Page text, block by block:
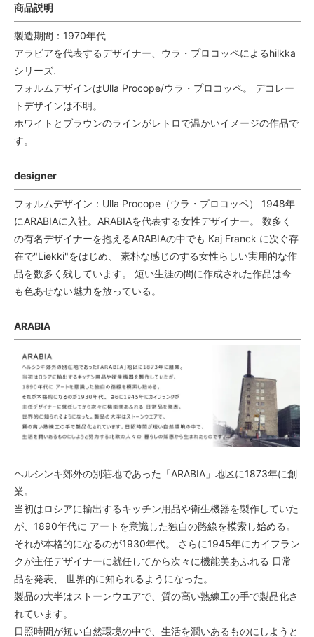
商品説明
製造期間：1970年代
アラビアを代表するデザイナー、ウラ・プロコッペによるhilkka
シリーズ.
フォルムデザインはUlla Procope/ウラ・プロコッペ。 デコレー
トデザインは不明。
ホワイトとブラウンのラインがレトロで温かいイメージの作品で
す。
designer
フォルムデザイン：Ulla Procope（ウラ・プロコッペ） 1948年
にARABIAに入社。ARABIAを代表する女性デザイナー。 数多く
の有名デザイナーを抱えるARABIAの中でも Kaj Franck に次ぐ存
在で"Liekki"をはじめ、 素朴な感じのする女性らしい実用的な作
品を数多く残しています。 短い生涯の間に作成された作品は今
も色あせない魅力を放っている。
ARABIA
ヘルシンキ郊外の別荘地であった「ARABIA」地区に1873年に創
業。
当初はロシアに輸出するキッチン用品や衛生機器を製作していた
が、1890年代に アートを意識した独自の路線を模索し始める。
それが本格的になるのが1930年代。 さらに1945年にカイフラン
クが主任デザイナーに就任してから次々に機能美あふれる 日常
品を発表、 世界的に知られるようになった。
製品の大半はストーンウエアで、質の高い熟練工の手で製品化さ
れています。
日照時間が短い自然環境の中で、生活を潤いあるものにしようと